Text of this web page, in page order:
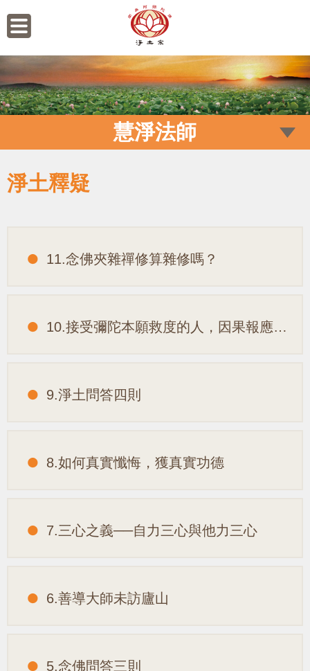
慧淨法師
淨土釋疑
11.念佛夾雜禪修算雜修嗎？
10.接受彌陀本願救度的人，因果報應情況怎樣？
9.淨土問答四則
8.如何真實懺悔，獲真實功德
7.三心之義──自力三心與他力三心
6.善導大師未訪廬山
5.念佛問答三則